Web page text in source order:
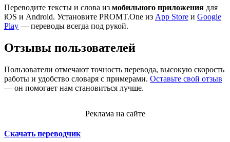
Переводите тексты и слова из мобильного приложения для
iOS и Android. Установите PROMT.One из App Store и Google
Play — переводы всегда под рукой.
Отзывы пользователей
Пользователи отмечают точность перевода, высокую скорость
работы и удобство словаря с примерами. Оставьте свой отзыв
— он помогает нам становиться лучше.
Реклама на сайте
Скачать переводчик